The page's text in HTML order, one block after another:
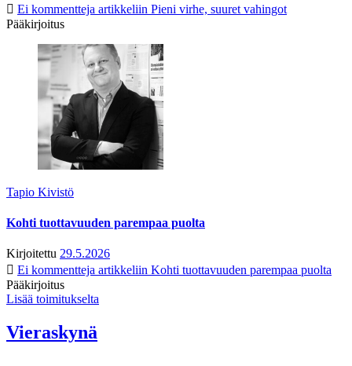
Ei kommentteja artikkeliin Pieni virhe, suuret vahingot
Pääkirjoitus
Tapio Kivistö
Kohti tuottavuuden parempaa puolta
Kirjoitettu 29.5.2026
Ei kommentteja artikkeliin Kohti tuottavuuden parempaa puolta
Pääkirjoitus
Lisää toimitukselta
Vieraskynä